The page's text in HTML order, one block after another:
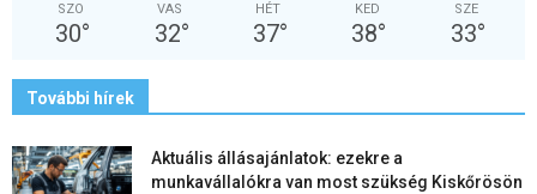
SZO
30°
VAS
32°
HÉT
37°
KED
38°
SZE
33°
További hírek
Aktuális állásajánlatok: ezekre a
munkavállalókra van most szükség Kiskőrösön